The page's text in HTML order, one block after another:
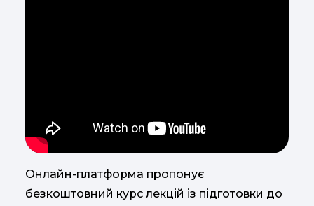
Онлайн-платформа пропонує
безкоштовний курс лекцій із підготовки до